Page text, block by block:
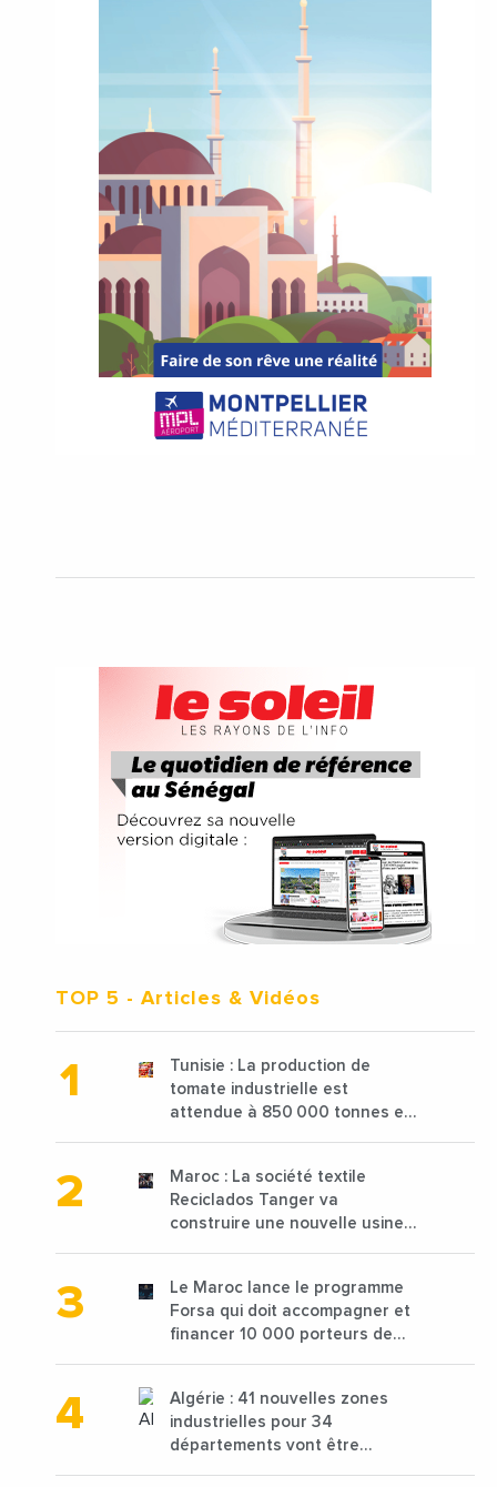
TOP 5 - Articles & Vidéos
Tunisie : La production de
tomate industrielle est
attendue à 850 000 tonnes en
Maroc : La société textile
Reciclados Tanger va
construire une nouvelle usine
Le Maroc lance le programme
Forsa qui doit accompagner et
financer 10 000 porteurs de
Algérie : 41 nouvelles zones
industrielles pour 34
départements vont être